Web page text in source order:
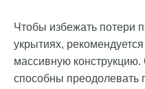
Чтобы избежать потери
укрытиях,
массивную
способны преодолевать